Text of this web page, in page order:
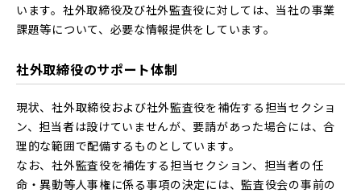
います。社外取締役及び社外監査役に対しては、当社の事業
課題等について、必要な情報提供をしています。
社外取締役のサポート体制
現状、社外取締役および社外監査役を補佐する担当セクショ
ン、担当者は設けていませんが、要請があった場合には、合
理的な範囲で配備するものとしています。
なお、社外監査役を補佐する担当セクション、担当者の任
命・異動等人事権に係る事項の決定には、監査役会の事前の